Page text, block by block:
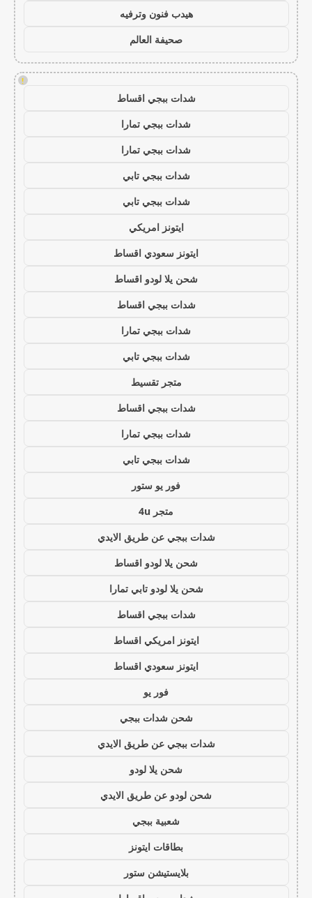
هيدب فنون وترفيه
صحيفة العالم
!
شدات ببجي اقساط
شدات ببجي تمارا
شدات ببجي تمارا
شدات ببجي تابي
شدات ببجي تابي
ايتونز امريكي
ايتونز سعودي اقساط
شحن يلا لودو اقساط
شدات ببجي اقساط
شدات ببجي تمارا
شدات ببجي تابي
متجر تقسيط
شدات ببجي اقساط
شدات ببجي تمارا
شدات ببجي تابي
فور يو ستور
متجر 4u
شدات ببجي عن طريق الايدي
شحن يلا لودو اقساط
شحن يلا لودو تابي تمارا
شدات ببجي اقساط
ايتونز امريكي اقساط
ايتونز سعودي اقساط
فور يو
شحن شدات ببجي
شدات ببجي عن طريق الايدي
شحن يلا لودو
شحن لودو عن طريق الايدي
شعبية ببجي
بطاقات ايتونز
بلايستيشن ستور